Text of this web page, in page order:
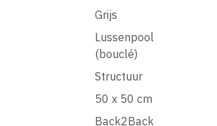
Grijs
Lussenpool
(bouclé)
Structuur
50 x 50 cm
Back2Back